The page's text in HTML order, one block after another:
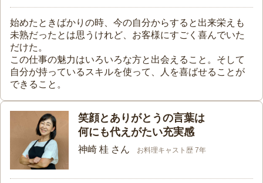
始めたときばかりの時、今の自分からすると出来栄えも
未熟だったとは思うけれど、お客様にすごく喜んでいた
だけた。
この仕事の魅力はいろいろな方と出会えること。そして
自分が持っているスキルを使って、人を喜ばせることが
できること。
笑顔とありがとうの言葉は
何にも代えがたい充実感
神崎 桂 さん お料理キャスト歴 7年